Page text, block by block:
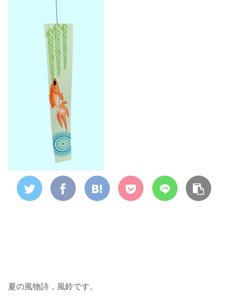
夏の風物詩，風鈴です。